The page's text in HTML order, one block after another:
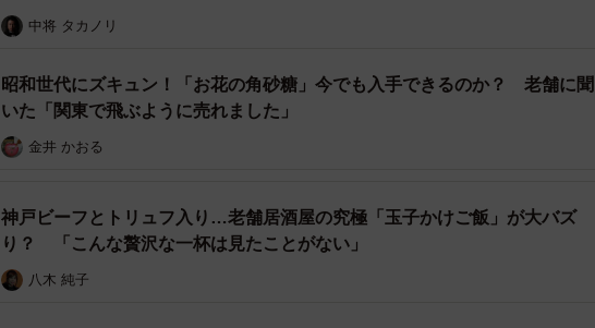
中将 タカノリ
昭和世代にズキュン！「お花の角砂糖」今でも入手できるのか？ 老舗に聞
いた「関東で飛ぶように売れました」
金井 かおる
神戸ビーフとトリュフ入り…老舗居酒屋の究極「玉子かけご飯」が大バズ
り？ 「こんな贅沢な一杯は見たことがない」
八木 純子